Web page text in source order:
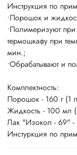
Инструкция по
•Порошок и
•Полимеризуют при
термошкафу при
мин.;
•Обрабатывают и
Комплектность:
Порошок - 160 г (1
Жидкость - 100 мл
Лак "Изокол - 69"
Инстуркция по